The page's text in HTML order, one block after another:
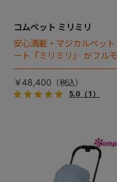
コムペット ミリミリ
安心満載・マジカルペット
ート『ミリミリ』 がフル
ルチェンジ。 新機能「マ
ルフォールディング」搭載
￥48,400
5.0（1）